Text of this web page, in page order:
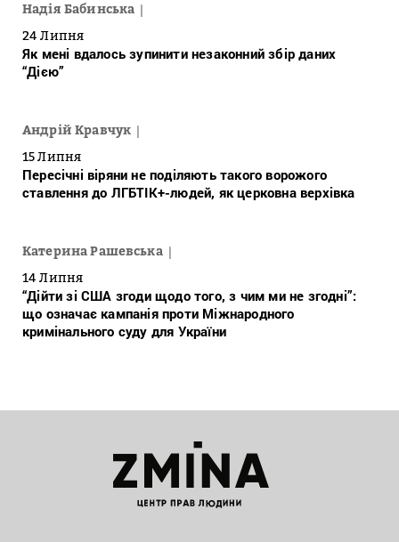
Надія Бабинська
24 Липня
Як мені вдалось зупинити незаконний збір даних
“Дією”
Андрій Кравчук
15 Липня
Пересічні віряни не поділяють такого ворожого
ставлення до ЛГБТІК+-людей, як церковна верхівка
Катерина Рашевська
14 Липня
“Дійти зі США згоди щодо того, з чим ми не згодні”:
що означає кампанія проти Міжнародного
кримінального суду для України